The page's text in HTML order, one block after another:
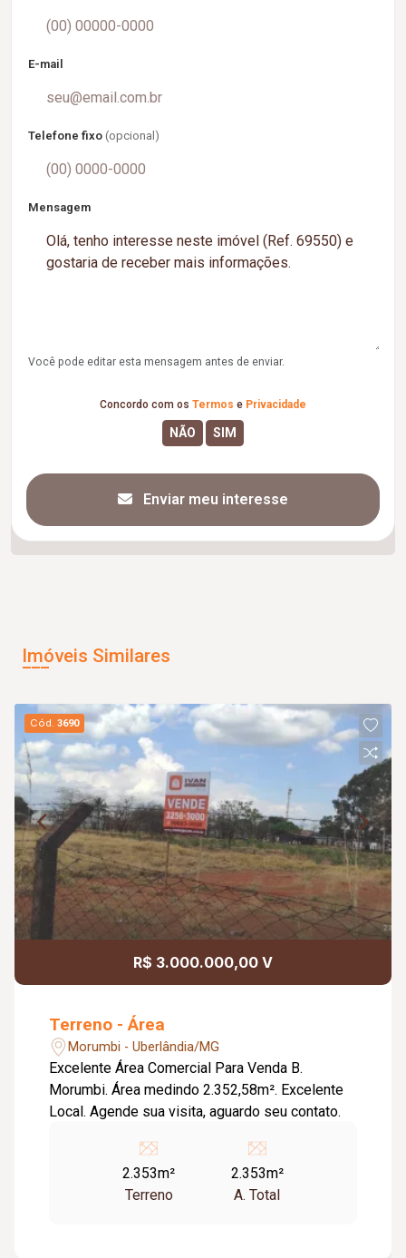
E-mail
Telefone fixo (opcional)
Mensagem
Você pode editar esta mensagem antes de enviar.
Concordo com os Termos e Privacidade
Enviar meu interesse
Imóveis Similares
Cód.3690
R$ 3.000.000,00 V
Terreno - Área
Morumbi - Uberlândia/MG
Excelente Área Comercial Para Venda B.
Morumbi. Área medindo 2.352,58m². Excelente
Local. Agende sua visita, aguardo seu contato.
2.353m²
Terreno
2.353m²
A. Total